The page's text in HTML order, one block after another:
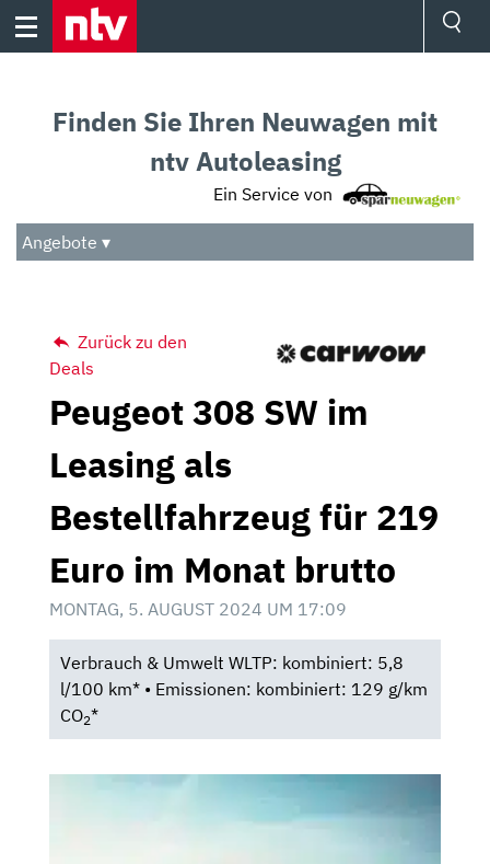
Skip
Audio
Das Beste
Finden Sie Ihren Neuwagen mit
ntv Autoleasing
Ein Service von
Angebote ▾
Zurück zu den
Deals
Peugeot 308 SW im
Leasing als
Bestellfahrzeug für 219
Euro im Monat brutto
MONTAG, 5. AUGUST 2024 UM 17:09
Verbrauch & Umwelt WLTP: kombiniert: 5,8
l/100 km* • Emissionen: kombiniert: 129 g/km
CO2*